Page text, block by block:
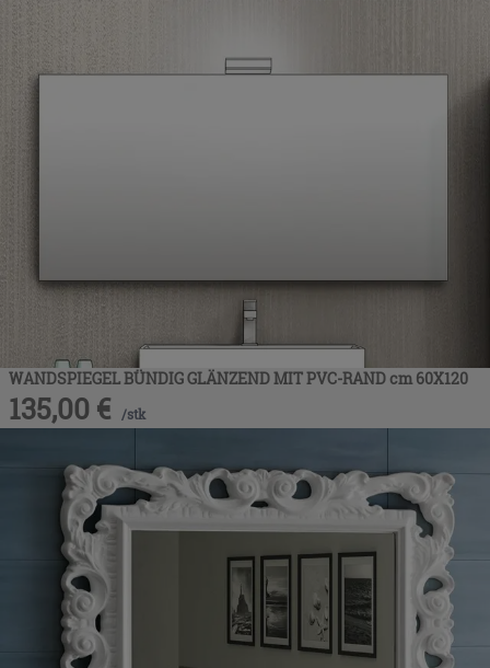
WANDSPIEGEL BÜNDIG GLÄNZEND MIT PVC-RAND cm 60X120
135,00 € /stk